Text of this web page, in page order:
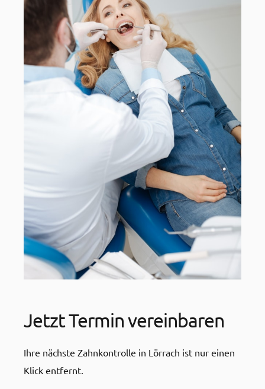
Jetzt Termin vereinbaren
Ihre nächste Zahnkontrolle in Lörrach ist nur einen
Klick entfernt.